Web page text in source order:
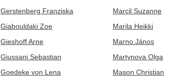
Gerstenberg Franziska
Giabouldaki Zoe
Gieshoff Arne
Giussani Sebastian
Goedeke von Lena
Marcil Suzanne
Marila Heikki
Marno János
Martynova Olga
Mason Christian